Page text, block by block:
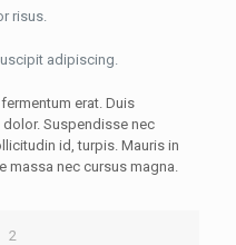
risus.
adipiscing.
erat. Duis
Suspendisse nec
id, turpis. Mauris in
massa nec cursus magna.
2